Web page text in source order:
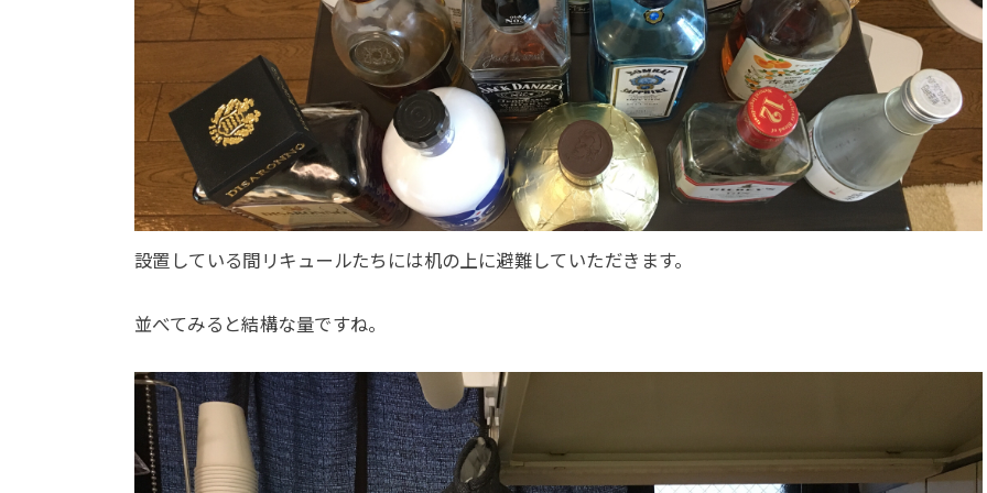
設置している間リキュールたちには机の上に避難していただきます。
並べてみると結構な量ですね。